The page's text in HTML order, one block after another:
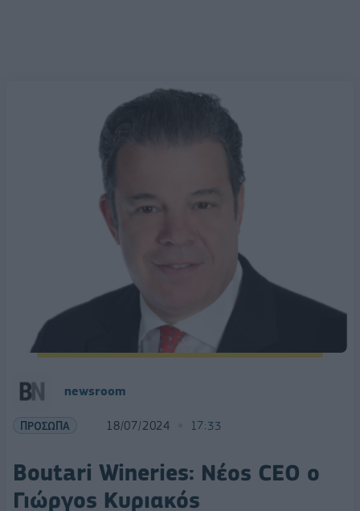
newsroom
ΠΡΟΣΩΠΑ 18/07/2024 17:33
Boutari Wineries: Νέος CEO ο
Γιώργος Κυριακός